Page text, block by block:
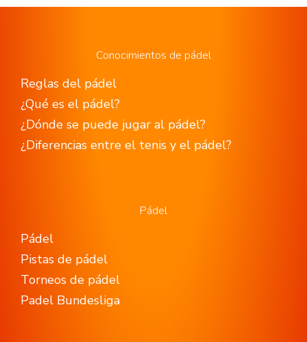
Conocimientos de pádel
Reglas del pádel
¿Qué es el pádel?
¿Dónde se puede jugar al pádel?
¿Diferencias entre el tenis y el pádel?
Pádel
Pádel
Pistas de pádel
Torneos de pádel
Padel Bundesliga